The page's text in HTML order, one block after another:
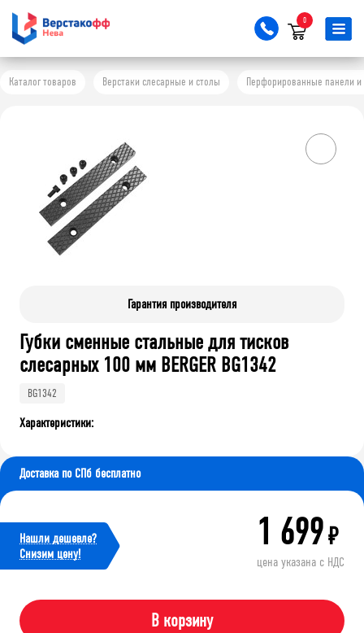
0
Каталог товаров Верстаки слесарные и столы Перфорированные панели и
Гарантия производителя
Губки сменные стальные для тисков
слесарных 100 мм BERGER BG1342
BG1342
Характеристики:
Доставка по СПб бесплатно
Нашли дешевле?
Cнизим цену!
1 699₽
цена указана с НДС
В корзину